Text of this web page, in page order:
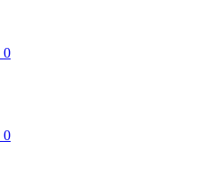
0
0